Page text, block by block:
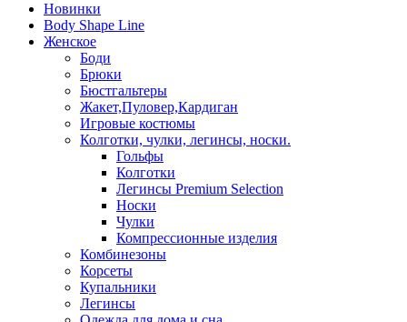
Новинки
Body Shape Line
Женское
Боди
Брюки
Бюстгальтеры
Жакет,Пуловер,Кардиган
Игровые костюмы
Колготки, чулки, легинсы, носки.
Гольфы
Колготки
Легинсы Premium Selection
Носки
Чулки
Компрессионные изделия
Комбинезоны
Корсеты
Купальники
Легинсы